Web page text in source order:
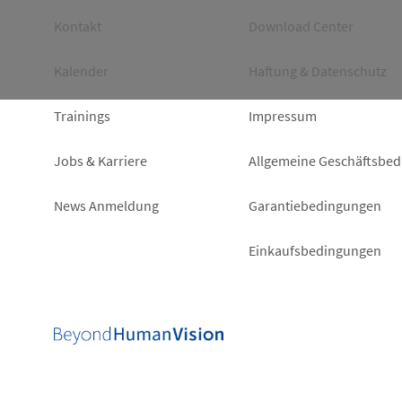
Footer
left
Kontakt
Kalender
Trainings
Jobs & Karriere
News Anmeldung
Footer
right
Download Center
Haftung & Datenschutz
Impressum
Allgemeine
Garantiebedingungen
Einkaufsbedingungen